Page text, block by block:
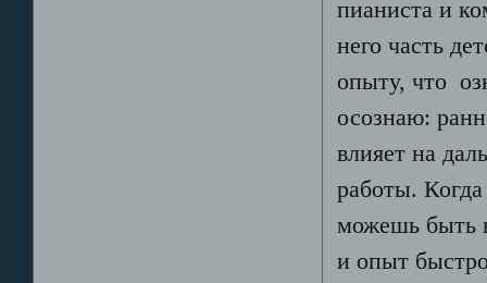
пианиста и
него часть
опыту, что
осознаю:
влияет на
работы.
можешь быть
и опыт